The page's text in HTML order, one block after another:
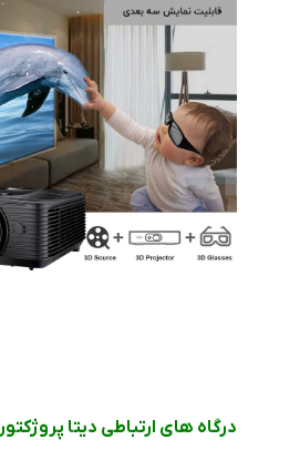
درگاه های ارتباطی دیتا پروژکتور W371 اپتوما